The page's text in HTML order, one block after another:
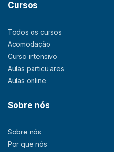
Cursos
Todos os cursos
Acomodação
Curso intensivo
Aulas particulares
Aulas online
Sobre nós
Sobre nós
Por que nós